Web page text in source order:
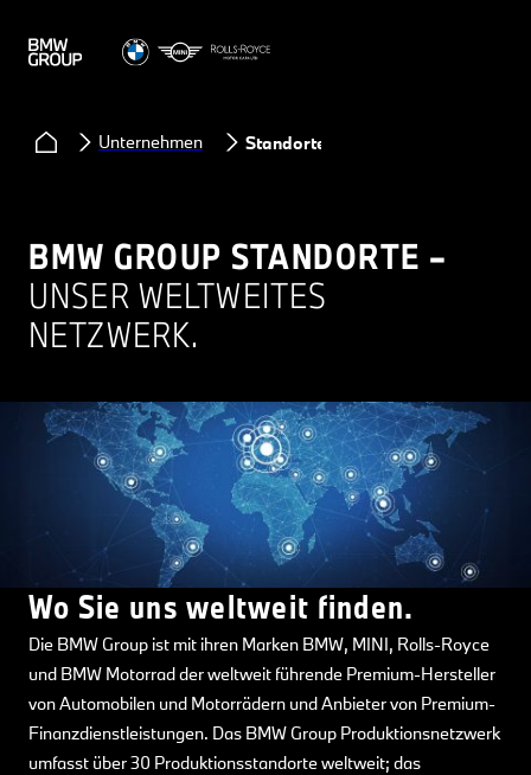
Unternehmen Standorte
BMW GROUP STANDORTE –
UNSER WELTWEITES
NETZWERK.
Wo Sie uns weltweit finden.
Die BMW Group ist mit ihren Marken BMW, MINI, Rolls-Royce
und BMW Motorrad der weltweit führende Premium-Hersteller
von Automobilen und Motorrädern und Anbieter von Premium-
Finanzdienstleistungen. Das BMW Group Produktionsnetzwerk
umfasst über 30 Produktionsstandorte weltweit; das